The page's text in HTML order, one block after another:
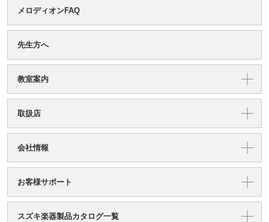
メロディオンFAQ
先生方へ
教室案内
取扱店
会社情報
お客様サポート
スズキ楽器製品カタログ一覧